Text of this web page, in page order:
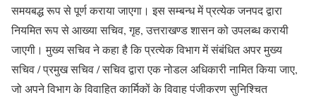
समयबद्ध रूप से पूर्ण कराया जाएगा। इस सम्बन्ध में प्रत्येक जनपद द्वारा
नियमित रूप से आख्या सचिव, गृह, उत्तराखण्ड शासन को उपलब्ध करायी
जाएगी। मुख्य सचिव ने कहा है कि प्रत्येक विभाग में संबंधित अपर मुख्य
सचिव / प्रमुख सचिव / सचिव द्वारा एक नोडल अधिकारी नामित किया जाए,
जो अपने विभाग के विवाहित कार्मिकों के विवाह पंजीकरण सुनिश्चित